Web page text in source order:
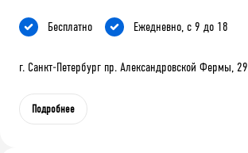
Бесплатно Ежедневно, с 9 до 18
г. Санкт-Петербург пр. Александровской Фермы, 29
Подробнее